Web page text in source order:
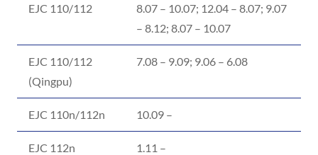
EJC 110/112
8.07 – 10.07; 12.04 – 8.07; 9.07
– 8.12; 8.07 – 10.07
EJC 110/112
(Qingpu)
7.08 – 9.09; 9.06 – 6.08
EJC 110n/112n 10.09 –
EJC 112n
1.11 –